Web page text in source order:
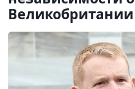
Великобритании